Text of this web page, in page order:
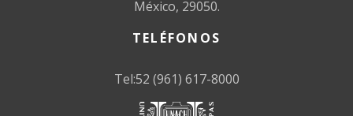
México, 29050.
TELÉFONOS
Tel:52 (961) 617-8000